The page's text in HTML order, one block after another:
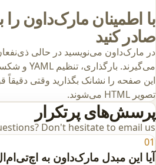
با اطمینان مارک‌داون را
صادر کنید
می‌گیرند. بارگذاری، تنظیم YAML و شکست خط، دانلود و ادامه.
این صفحه را نشانک بگذارید وقتی دقیقاً
تصویر HTML می‌شوند.
پرسش‌های پرتکرار
Don't hesitate to email us:
01
آیا این مبدل مارک‌داون به